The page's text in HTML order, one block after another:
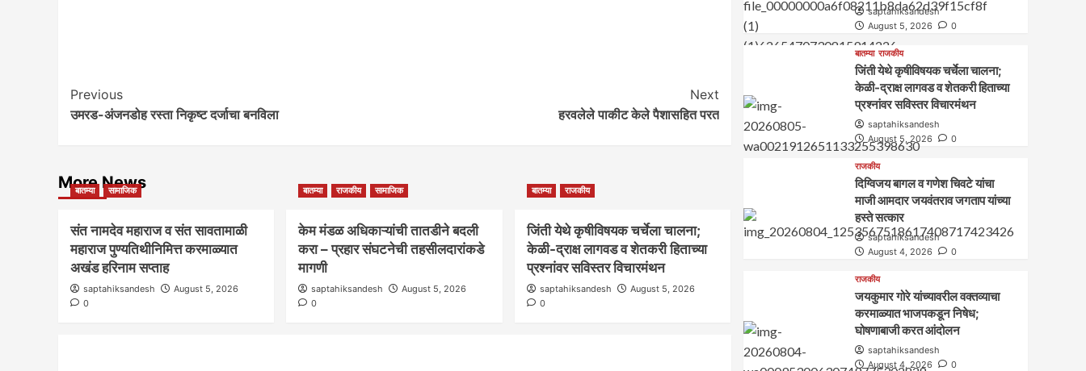
Post
Navigation
Previous
उमरड-अंजनडोह रस्ता निकृष्ट दर्जाचा बनविला
Next
हरवलेले पाकीट केले पैशासहित परत
More News
बातम्या सामाजिक
संत नामदेव महाराज व संत सावतामाळी
महाराज पुण्यतिथीनिमित्त करमाळ्यात
अखंड हरिनाम सप्ताह
saptahiksandesh
August 5, 2026
0
बातम्या राजकीय सामाजिक
केम मंडळ अधिकाऱ्यांची तातडीने बदली
करा – प्रहार संघटनेची तहसीलदारांकडे
मागणी
saptahiksandesh
August 5, 2026
0
बातम्या राजकीय
जिंती येथे कृषीविषयक चर्चेला चालना;
केळी-द्राक्ष लागवड व शेतकरी हिताच्या
प्रश्नांवर सविस्तर विचारमंथन
saptahiksandesh
August 5, 2026
0
saptahiksandesh
August 5, 2026
0
बातम्या राजकीय
जिंती येथे कृषीविषयक चर्चेला चालना;
केळी-द्राक्ष लागवड व शेतकरी हिताच्या
प्रश्नांवर सविस्तर विचारमंथन
saptahiksandesh
August 5, 2026
0
राजकीय
दिग्विजय बागल व गणेश चिवटे यांचा
माजी आमदार जयवंतराव जगताप यांच्या
हस्ते सत्कार
saptahiksandesh
August 4, 2026
0
राजकीय
जयकुमार गोरे यांच्यावरील वक्तव्याचा
करमाळ्यात भाजपकडून निषेध;
घोषणाबाजी करत आंदोलन
saptahiksandesh
August 4, 2026
0